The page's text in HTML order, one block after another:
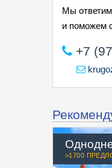
Мы
и поможем
+7
>1700